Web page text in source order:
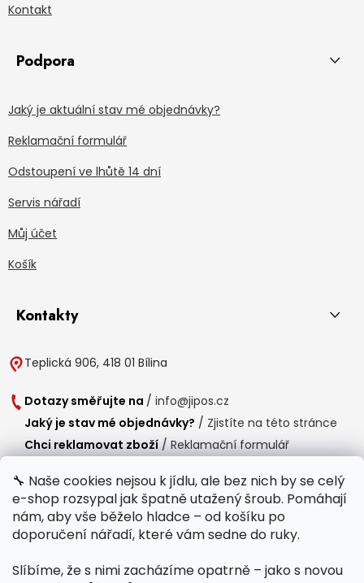
🔧 Naše cookies nejsou k jídlu, ale bez nich by se celý
e-shop rozsypal jak špatně utažený šroub. Pomáhají
nám, aby vše běželo hladce – od košíku po
doporučení nářadí, které vám sedne do ruky.
Slíbíme, že s nimi zacházíme opatrně – jako s novou
Kontakt
Podpora
Jaký je aktuální stav mé objednávky?
Reklamační formulář
Odstoupení ve lhůtě 14 dní
Servis nářadí
Můj účet
Košík
Kontakty
Teplická 906, 418 01 Bílina
Dotazy směřujte na / info@jipos.cz
Jaký je stav mé objednávky? / Zjistíte na této stránce
Chci reklamovat zboží / Reklamační formulář
Provozní doba
Po-Čt / 8:00 - 15:00
Polední přestávka /11:00 - 11:30